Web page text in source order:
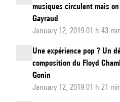
musiques circulent mais
Gayraud
January 12, 2019 01 h 43
Une expérience pop ? Un
composition du Floyd
Gonin
January 12, 2019 01 h 21